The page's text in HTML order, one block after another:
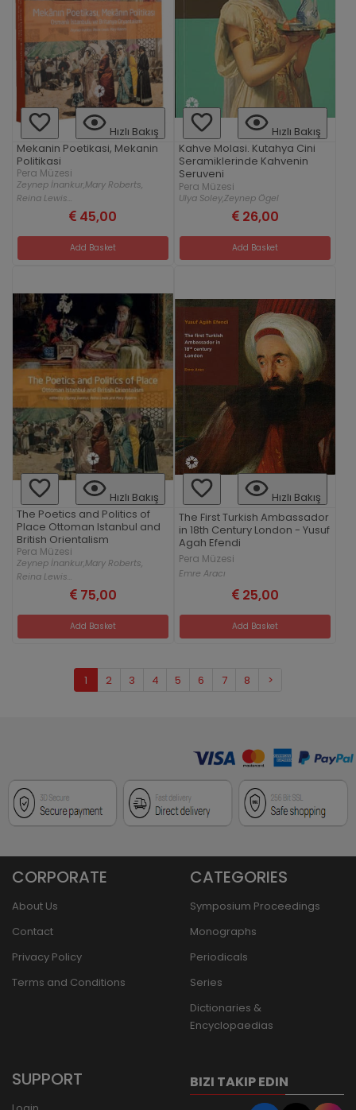
Hızlı Bakış
Mekanin Poetikasi, Mekanin
Politikasi
Pera Müzesi
Zeynep İnankur,Mary Roberts,
Reina Lewis...
45,00
Add Basket
Hızlı Bakış
Kahve Molasi. Kutahya Cini
Seramiklerinde Kahvenin
Seruveni
Pera Müzesi
Ulya Soley,Zeynep Ögel
26,00
Add Basket
Hızlı Bakış
The Poetics and Politics of
Place Ottoman Istanbul and
British Orientalism
Pera Müzesi
Zeynep İnankur,Mary Roberts,
Reina Lewis...
75,00
Add Basket
Hızlı Bakış
The First Turkish Ambassador
in 18th Century London - Yusuf
Agah Efendi
Pera Müzesi
Emre Aracı
25,00
Add Basket
1 2 3 4 5 6 7 8 >
CORPORATE
About Us
Contact
Privacy Policy
Terms and Conditions
CATEGORIES
Symposium Proceedings
Monographs
Periodicals
Series
Dictionaries &
Encyclopaedias
SUPPORT BIZI TAKIP EDIN